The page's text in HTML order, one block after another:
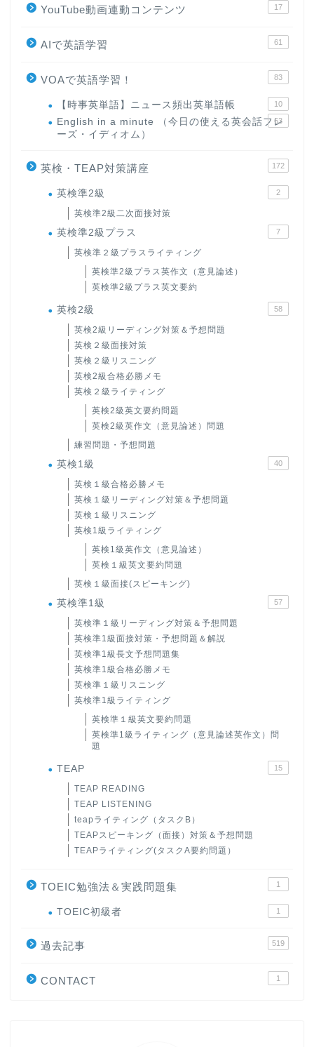
YouTube動画連動コンテンツ 17
AIで英語学習 61
VOAで英語学習！ 83
【時事英単語】ニュース頻出英単語帳 10
English in a minute （今日の使える英会話フレ
ーズ・イディオム）
63
英検・TEAP対策講座 172
英検準2級 2
英検準2級二次面接対策
英検準2級プラス 7
英検準２級プラスライティング
英検準2級プラス英作文（意見論述）
英検準2級プラス英文要約
英検2級 58
英検2級リーディング対策＆予想問題
英検２級面接対策
英検２級リスニング
英検2級合格必勝メモ
英検２級ライティング
英検2級英文要約問題
英検2級英作文（意見論述）問題
練習問題・予想問題
英検1級 40
英検１級合格必勝メモ
英検１級リーディング対策＆予想問題
英検１級リスニング
英検1級ライティング
英検1級英作文（意見論述）
英検１級英文要約問題
英検１級面接(スピーキング)
英検準1級 57
英検準１級リーディング対策＆予想問題
英検準1級面接対策・予想問題＆解説
英検準1級長文予想問題集
英検準1級合格必勝メモ
英検準１級リスニング
英検準1級ライティング
英検準１級英文要約問題
英検準1級ライティング（意見論述英作文）問
題
TEAP 15
TEAP READING
TEAP LISTENING
teapライティング（タスクB）
TEAPスピーキング（面接）対策＆予想問題
TEAPライティング(タスクA要約問題）
TOEIC勉強法＆実践問題集 1
TOEIC初級者 1
過去記事 519
CONTACT 1